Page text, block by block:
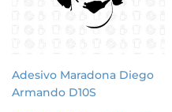
Adesivo Maradona Diego
Armando D10S